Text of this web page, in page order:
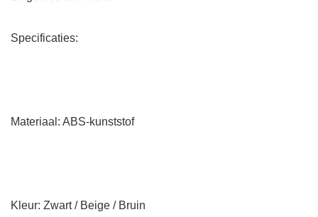
Specificaties:
Materiaal: ABS-kunststof
Kleur: Zwart / Beige / Bruin